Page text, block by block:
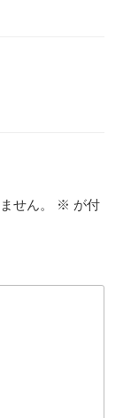
せん。 ※ が付